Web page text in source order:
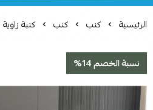
الرئيسية كنب كنب كنبة زاوية 75×300×200×80 سم - رمادي
نسبة الخصم 14%